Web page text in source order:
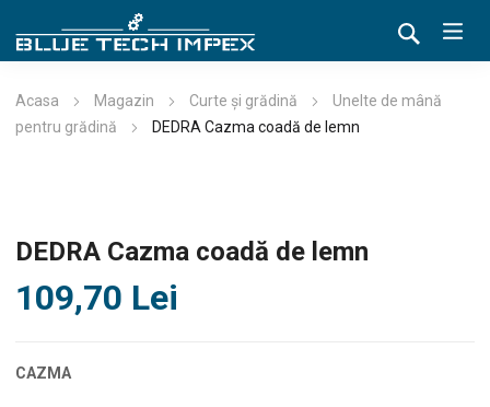
Acasa Magazin Curte și grădină
Unelte de mână
pentru grădină
DEDRA Cazma coadă de lemn
DEDRA Cazma coadă de lemn
109,70 Lei
CAZMA